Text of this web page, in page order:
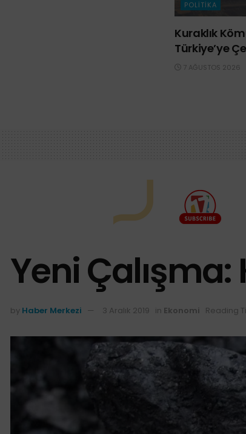
POLITIKA
Kuraklık
Türkiye’ye
7 AĞUSTOS 2026
Yeni
by Haber Merkezi 3 Aralık 2019 in Ekonomi Reading